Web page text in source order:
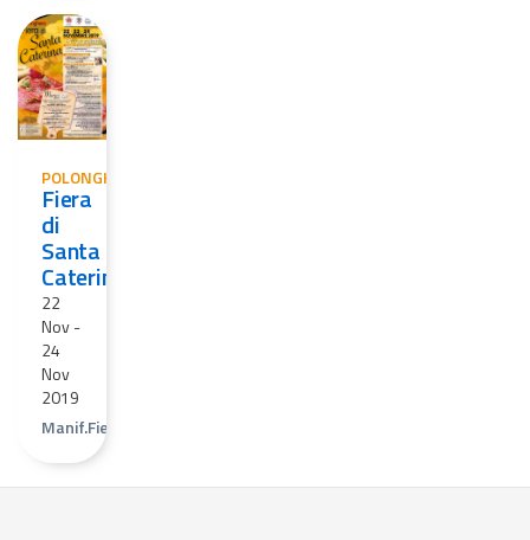
POLONGHERA
Fiera
di
Santa
Caterina
22
Nov-
24
Nov
2019
Manif.Fieristica